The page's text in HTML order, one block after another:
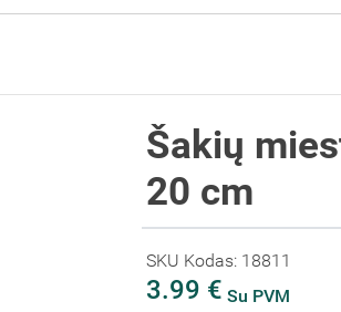
Šakių
20 cm
SKU Kodas: 18811
3.99 € Su PVM